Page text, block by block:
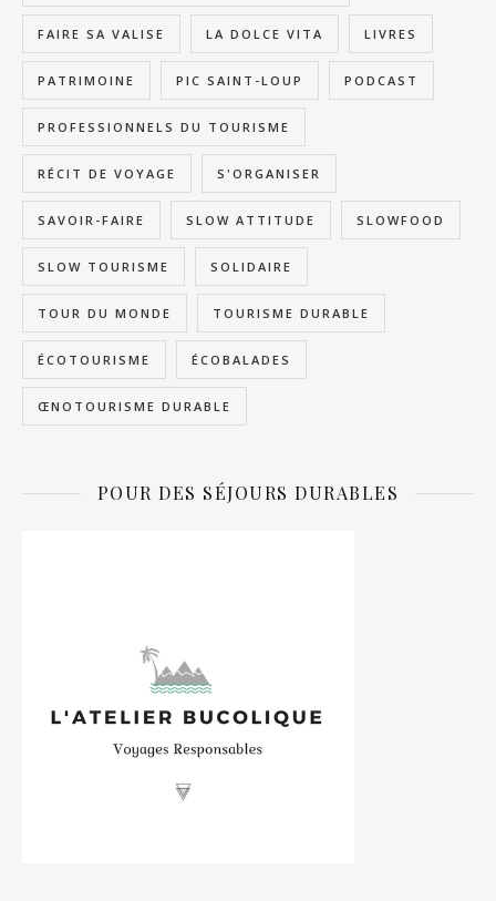
FAIRE SA VALISE LA DOLCE VITA LIVRES
PATRIMOINE PIC SAINT-LOUP PODCAST
PROFESSIONNELS DU TOURISME
RÉCIT DE VOYAGE S'ORGANISER
SAVOIR-FAIRE SLOW ATTITUDE SLOWFOOD
SLOW TOURISME SOLIDAIRE
TOUR DU MONDE TOURISME DURABLE
ÉCOTOURISME ÉCOBALADES
ŒNOTOURISME DURABLE
POUR DES SÉJOURS DURABLES